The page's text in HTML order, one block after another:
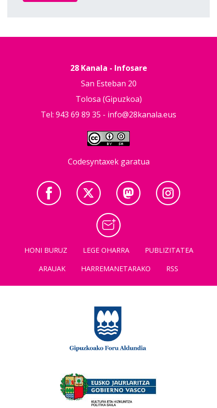
28 Kanala - Infosare
San Esteban 20
Tolosa (Gipuzkoa)
Tel: 943 69 89 35 - info@28kanala.eus
Codesyntaxek garatua
HONI BURUZ LEGE OHARRA
PUBLIZITATEA
ARAUAK
HARREMANETARAKO RSS